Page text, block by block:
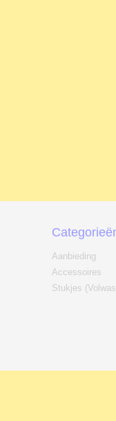
Aanbieding
Accessoires
Stukjes